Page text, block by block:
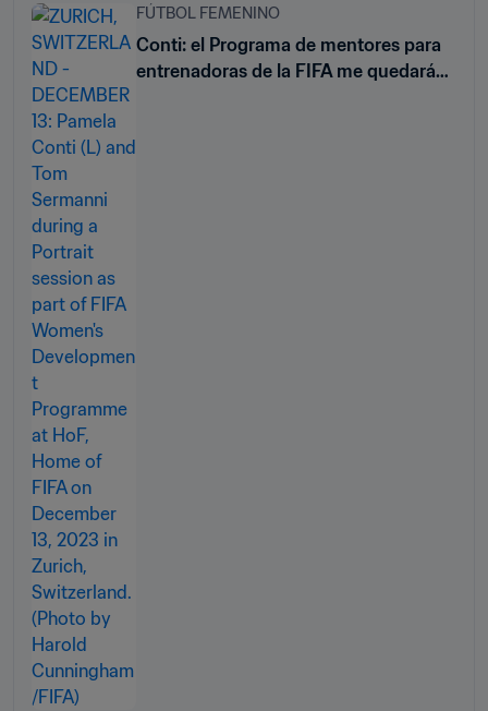
FÚTBOL FEMENINO
Conti: el Programa de mentores para
entrenadoras de la FIFA me quedará